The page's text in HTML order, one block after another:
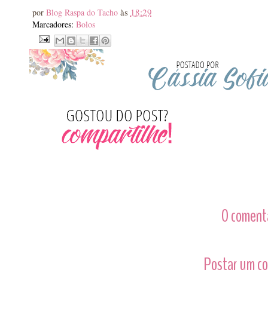
por Blog Raspa do Tacho às 18:29
Marcadores: Bolos
0
Postar um